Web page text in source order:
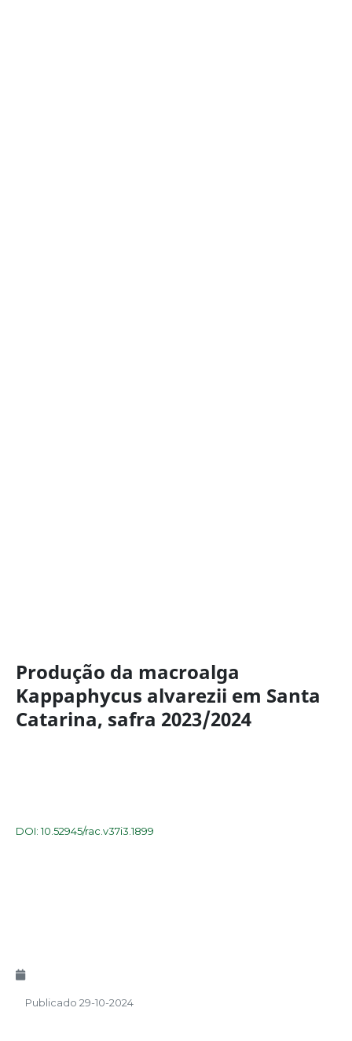
Produção da macroalga
Kappaphycus alvarezii em Santa
Catarina, safra 2023/2024
DOI: 10.52945/rac.v37i3.1899
Publicado 29-10-2024